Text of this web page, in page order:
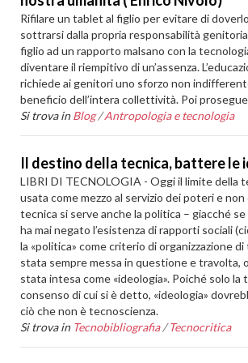
Rifilare un tablet al figlio per evitare di
sottrarsi dalla propria responsabilità
figlio ad un rapporto malsano con la
diventare il riempitivo di un’assenza.
richiede ai genitori uno sforzo non
beneficio dell’intera collettività. Poi
Si trova in Blog /Antropologia e tecnologia
Il destino della tecnica, battere le
LIBRI DI TECNOLOGIA - Oggi il limite della
usata come mezzo al servizio dei poteri e non
tecnica si serve anche la politica – giacché
ha mai negato l’esistenza di rapporti sociali
la «politica» come criterio di organizzazione
stata sempre messa in questione e travolta,
stata intesa come «ideologia». Poiché solo la
consenso di cui si è detto, «ideologia»
ciò che non è tecnoscienza.
Si trova in Tecnobibliografia /Tecnocritica